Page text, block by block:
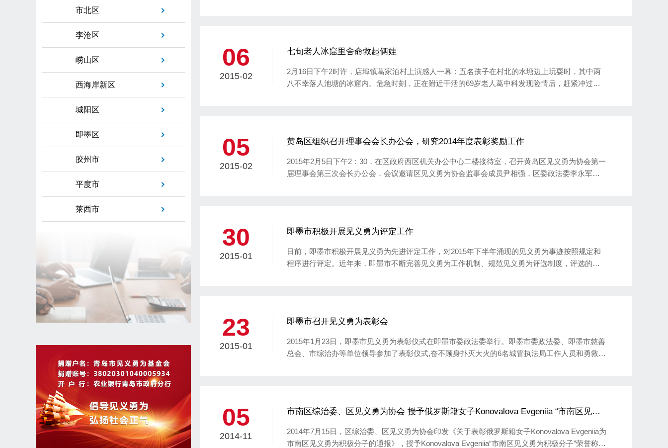
市北区
李沧区
崂山区
西海岸新区
城阳区
即墨区
胶州市
平度市
莱西市
06
2015-02
七旬老人冰窟里舍命救起俩娃
2月16日下午2时许，店埠镇葛家泊村上演感人一幕：五名孩子在村北的水塘边上玩耍时，其中两
八不幸落人池塘的冰窟内。危急时刻，正在附近干活的69岁老人葛中科发现险情后，赶紧冲过来
05
2015-02
黄岛区组织召开理事会会长办公会，研究2014年度表彰奖励工作
2015年2月5日下午2：30，在区政府西区机关办公中心二楼接待室，召开黄岛区见义勇为协会第一
届理事会第三次会长办公会，会议邀请区见义勇为协会监事会成员尹相强，区委政法委李永军，
30
2015-01
即墨市积极开展见义勇为评定工作
日前，即墨市积极开展见义勇为先进评定工作，对2015年下半年涌现的见义勇为事迹按照规定和
程序进行评定。近年来，即墨市不断完善见义勇为工作机制、规范见义勇为评选制度，评选的见
23
2015-01
即墨市召开见义勇为表彰会
2015年1月23日，即墨市见义勇为表彰仪式在即墨市委政法委举行。即墨市委政法委、即墨市慈善
总会、市综治办等单位领导参加了表彰仪式,奋不顾身扑灭大火的6名城管执法局工作人员和勇救落
05
2014-11
市南区综治委、区见义勇为协会 授予俄罗斯籍女子Konovalova Evgeniia “市南区见义
2014年7月15日，区综治委、区见义勇为协会印发《关于表彰俄罗斯籍女子Konovalova Evgeniia为
市南区见义勇为积极分子的通报》，授予Konovalova Evgeniia“市南区见义勇为积极分子”荣誉称